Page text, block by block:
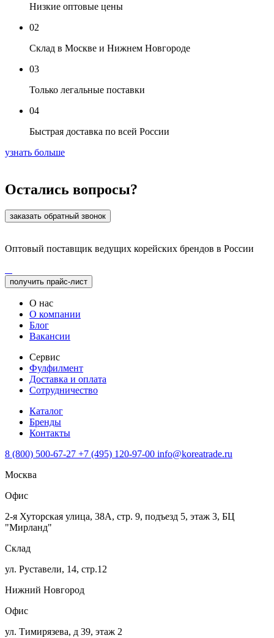
Низкие оптовые цены
02
Склад в Москве и Нижнем Новгороде
03
Только легальные поставки
04
Быстрая доставка по всей России
узнать больше
Остались вопросы?
заказать обратный звонок
Оптовый поставщик ведущих корейских брендов в России
получить прайс-лист
О нас
О компании
Блог
Вакансии
Сервис
Фулфилмент
Доставка и оплата
Сотрудничество
Каталог
Бренды
Контакты
8 (800) 500-67-27 +7 (495) 120-97-00 info@koreatrade.ru
Москва
Офис
2-я Хуторская улица, 38А, стр. 9, подъезд 5, этаж 3, БЦ
"Мирланд"
Склад
ул. Руставели, 14, стр.12
Нижний Новгород
Офис
ул. Тимирязева, д 39, этаж 2